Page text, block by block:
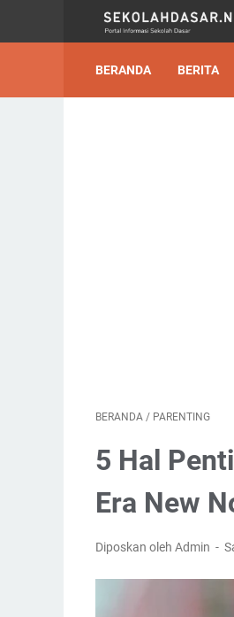
BERANDA BERITA
BERANDA / PARENTING
5 Hal
Era New
Diposkan oleh Admin